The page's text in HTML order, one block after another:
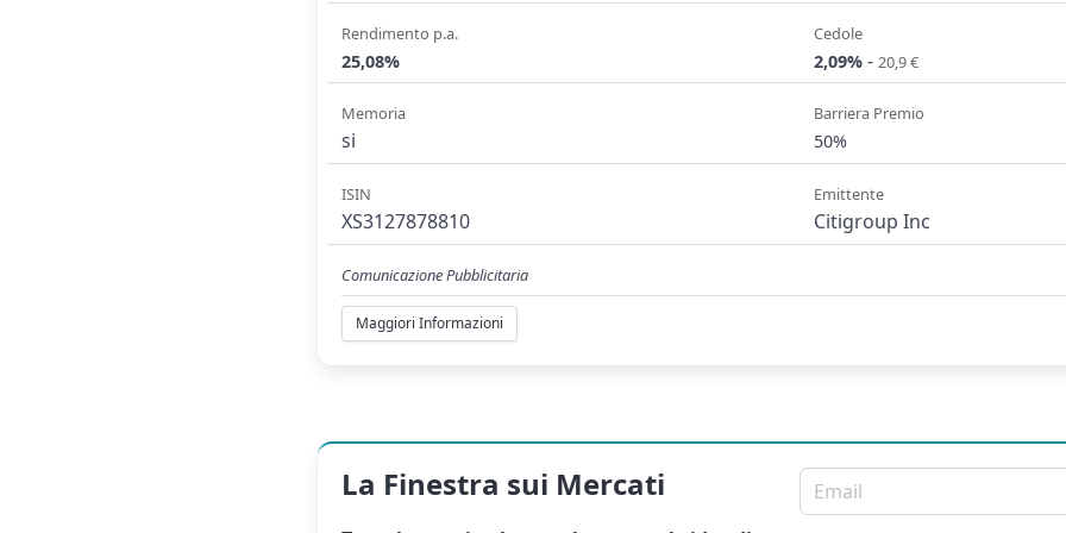
Rendimento p.a.
25,08%
Cedole
2,09% - 20,9 €
Memoria
si
Barriera Premio
50%
ISIN
XS3127878810
Emittente
Citigroup Inc
Comunicazione Pubblicitaria
Maggiori Informazioni
La Finestra sui Mercati Email per newsletter